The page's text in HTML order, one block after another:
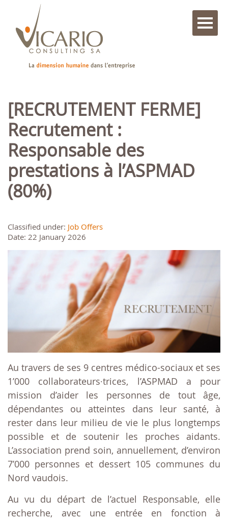
[RECRUTEMENT FERME]
Recrutement :
Responsable des
prestations à l’ASPMAD
(80%)
Classified under: Job Offers
Date: 22 January 2026
Au travers de ses 9 centres médico-sociaux et ses
1’000 collaborateurs∙trices, l’ASPMAD a pour
mission d’aider les personnes de tout âge,
dépendantes ou atteintes dans leur santé, à
rester dans leur milieu de vie le plus longtemps
possible et de soutenir les proches aidants.
L’association prend soin, annuellement, d’environ
7’000 personnes et dessert 105 communes du
Nord vaudois.
Au vu du départ de l’actuel Responsable, elle
recherche, avec une entrée en fonction à